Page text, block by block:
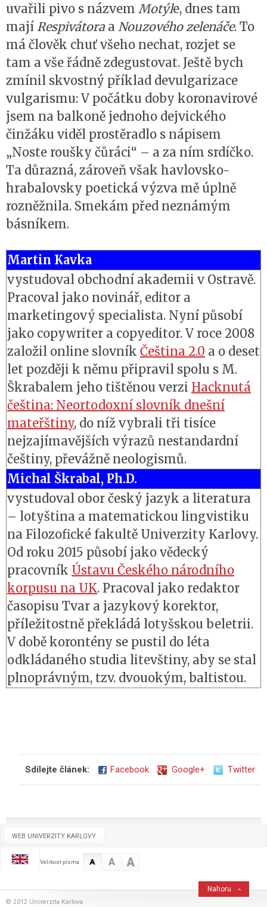
uvařili pivo s názvem Motýle, dnes tam
mají Respivátoraa Nouzového zelenáče. To
má člověk chuť všeho nechat, rozjet se
tam a vše řádně zdegustovat. Ještě bych
zmínil skvostný příklad devulgarizace
vulgarismu: V počátku doby koronavirové
jsem na balkoně jednoho dejvického
činžáku viděl prostěradlo s nápisem
„Noste roušky čůráci“ – a za ním srdíčko.
Ta důrazná, zároveň však havlovsko-
hrabalovsky poetická výzva mě úplně
rozněžnila. Smekám před neznámým
básníkem.
Martin Kavka
vystudoval obchodní akademii v Ostravě.
Pracoval jako novinář, editor a
marketingový specialista. Nyní působí
jako copywriter a copyeditor. V roce 2008
založil online slovník Čeština 2.0 a o deset
let později k němu připravil spolu s M.
Škrabalem jeho tištěnou verzi Hacknutá
čeština: Neortodoxní slovník dnešní
mateřštiny, do níž vybrali tři tisíce
nejzajímavějších výrazů nestandardní
češtiny, převážně neologismů.
Michal Škrabal, Ph.D.
vystudoval obor český jazyk a literatura
– lotyština a matematickou lingvistiku
na Filozofické fakultě Univerzity Karlovy.
Od roku 2015 působí jako vědecký
pracovník Ústavu Českého národního
korpusu na UK. Pracoval jako redaktor
časopisu Tvar a jazykový korektor,
příležitostně překládá lotyšskou beletrii.
V době korontény se pustil do léta
odkládaného studia litevštiny, aby se stal
plnoprávným, tzv. dvouokým, baltistou.
Sdílejte článek: Facebook Google+ Twitter
WEB UNIVERZITY KARLOVY
Velikost písma A A A
Nahoru
© 2012 Univerzita Karlova